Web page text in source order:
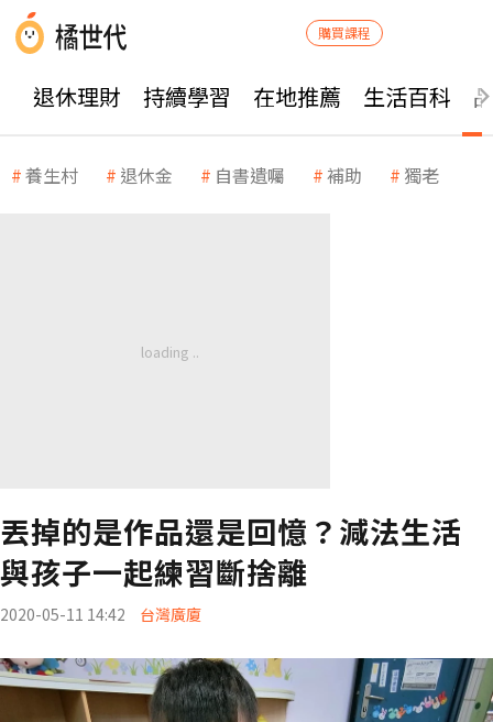
購買課程
退休理財 持續學習 在地推薦 生活百科
養生村 退休金 自書遺囑 補助 獨老
丟掉的是作品還是回憶？減法生活
與孩子一起練習斷捨離
2020-05-11 14:42 台灣廣廈